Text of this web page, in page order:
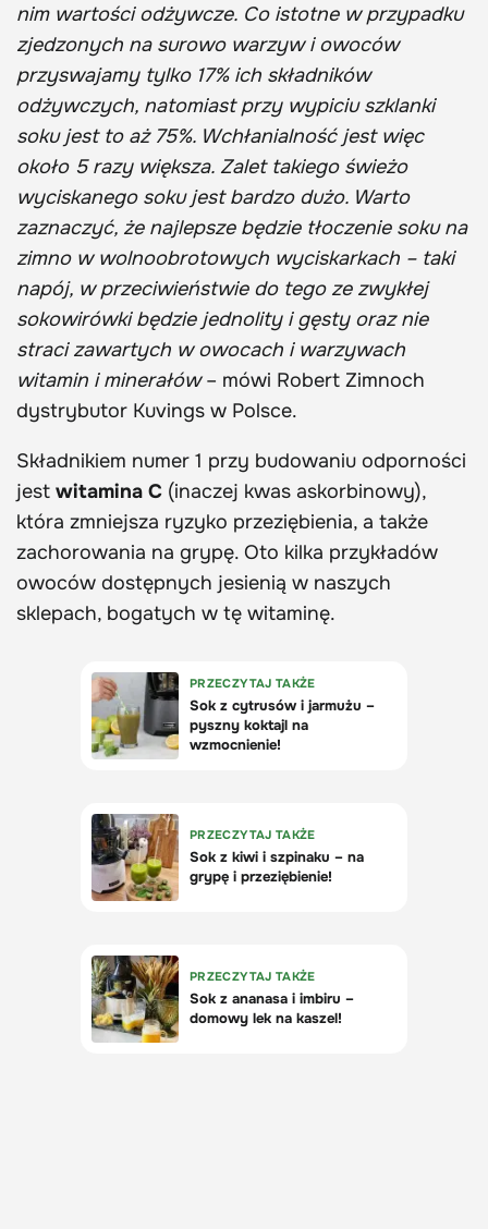
nim wartości odżywcze. Co istotne w przypadku
zjedzonych na surowo warzyw i owoców
przyswajamy tylko 17% ich składników
odżywczych, natomiast przy wypiciu szklanki
soku jest to aż 75%. Wchłanialność jest więc
około 5 razy większa. Zalet takiego świeżo
wyciskanego soku jest bardzo dużo. Warto
zaznaczyć, że najlepsze będzie tłoczenie soku na
zimno w wolnoobrotowych wyciskarkach – taki
napój, w przeciwieństwie do tego ze zwykłej
sokowirówki będzie jednolity i gęsty oraz nie
straci zawartych w owocach i warzywach
witamin i minerałów– mówi Robert Zimnoch
dystrybutor Kuvings w Polsce.
Składnikiem numer 1 przy budowaniu odporności
jest witamina C (inaczej kwas askorbinowy),
która zmniejsza ryzyko przeziębienia, a także
zachorowania na grypę. Oto kilka przykładów
owoców dostępnych jesienią w naszych
sklepach, bogatych w tę witaminę.